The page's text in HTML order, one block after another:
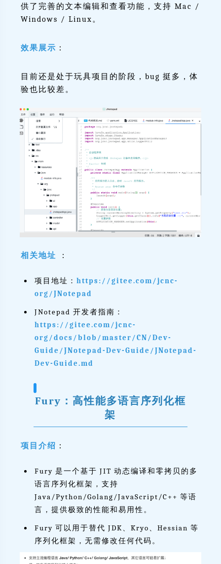
供了完善的文本编辑和查看功能，支持 Mac /
Windows / Linux。
效果展示 ：
目前还是处于玩具项目的阶段，bug 挺多，体
验也比较差。
相关地址 ：
项目地址： https://gitee.com/jcnc-
org/JNotepad
JNotepad 开发者指南：
https://gitee.com/jcnc-
org/docs/blob/master/CN/Dev-
Guide/JNotepad-Dev-Guide/JNotepad-
Dev-Guide.md
Fury：高性能多语言序列化框
架
项目介绍 ：
Fury 是一个基于 JIT 动态编译和零拷贝的多
语言序列化框架，支持
Java/Python/Golang/JavaScript/C++ 等语
言，提供极致的性能和易用性。
Fury 可以用于替代 JDK、Kryo、Hessian 等
序列化框架，无需修改任何代码。